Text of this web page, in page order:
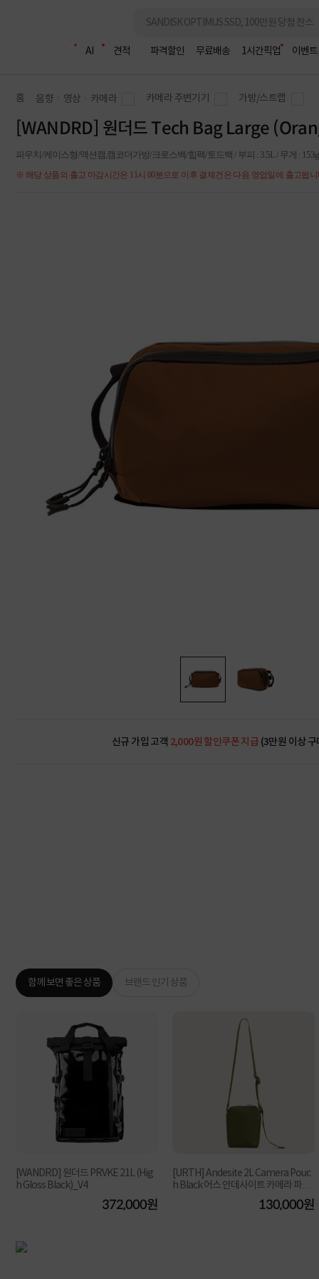
AI 견적 파격할인 무료배송 1시간픽업 이벤트
홈 음향ㆍ영상ㆍ카메라 카메라 주변기기 가방/스트랩
[WANDRD] 원더드 Tech Bag Large
파우치/케이스형/액션캠,캠코더가방/크로스백/힙팩/토드백 / 부피 : 3.5L / 무게 :
※ 해당 상품의 출고 마감시간은 11시 00분으로 이후 결제건은 다음 영업일에 출고됩니
신규 가입 고객 2,000원 할인쿠폰 지급 (3만원 이상 구
함께 보면 좋은 상품 브랜드 인기 상품
[WANDRD] 원더드 PRVKE 21L (Hig
h Gloss Black)_V4
372,000원
[URTH] Andesite 2L Camera Pouc
h Black 어스 안데사이트 카메라 파우
130,000원